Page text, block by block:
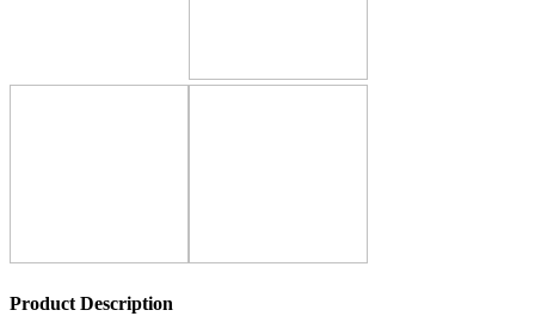
Product Description